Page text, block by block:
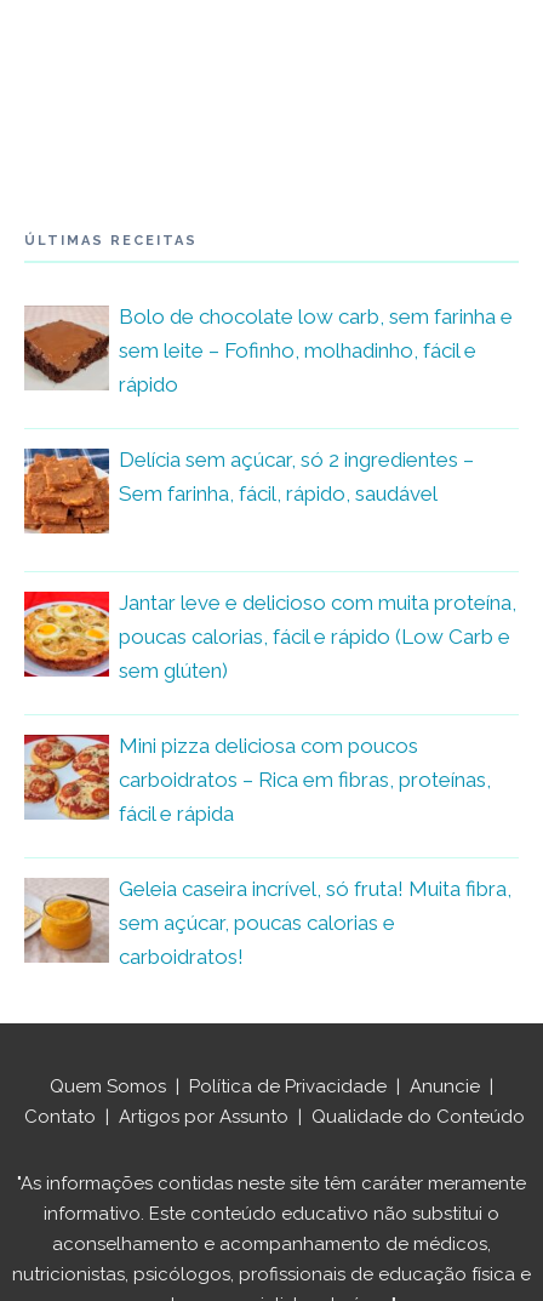
ÚLTIMAS RECEITAS
Bolo de chocolate low carb, sem farinha e
sem leite – Fofinho, molhadinho, fácil e
rápido
Delícia sem açúcar, só 2 ingredientes –
Sem farinha, fácil, rápido, saudável
Jantar leve e delicioso com muita proteína,
poucas calorias, fácil e rápido (Low Carb e
sem glúten)
Mini pizza deliciosa com poucos
carboidratos – Rica em fibras, proteínas,
fácil e rápida
Geleia caseira incrível, só fruta! Muita fibra,
sem açúcar, poucas calorias e
carboidratos!
Quem Somos Política de Privacidade Anuncie
Contato
Artigos por Assunto Qualidade do Conteúdo
"As informações contidas neste site têm caráter meramente
informativo. Este conteúdo educativo não substitui o
aconselhamento e acompanhamento de médicos,
nutricionistas, psicólogos, profissionais de educação física e